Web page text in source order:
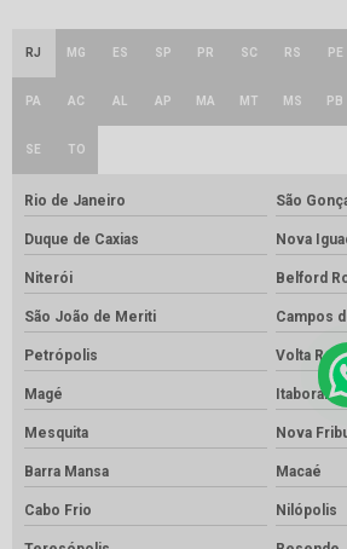
RJ MG ES SP PR SC RS PE
PA AC AL AP MA MT MS PB
SE TO
Rio de Janeiro São
Duque de Caxias Nova
Niterói Belford
São João de Meriti Campos
Petrópolis Volta
Magé Itaboraí
Mesquita Nova
Barra Mansa Macaé
Cabo Frio Nilópolis